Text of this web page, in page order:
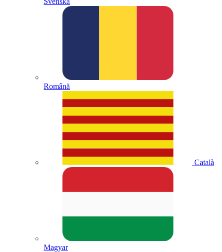
Română
Català
Magyar